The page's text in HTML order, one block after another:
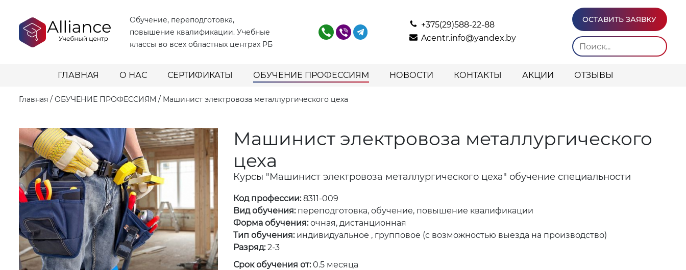
Обучение, переподготовка,
повышение квалификации. Учебные
классы во всех областных центрах РБ
+375(29)588-22-88
Acentr.info@yandex.by
ОСТАВИТЬ ЗАЯВКУ
ГЛАВНАЯ О НАС СЕРТИФИКАТЫ ОБУЧЕНИЕ ПРОФЕССИЯМ НОВОСТИ КОНТАКТЫ АКЦИИ ОТЗЫВЫ
Главная / ОБУЧЕНИЕ ПРОФЕССИЯМ / Машинист электровоза металлургического цеха
Машинист электровоза металлургического
цеха
Курсы "Машинист электровоза металлургического цеха" обучение специальности
Код профессии:8311-009
Вид обучения: переподготовка, обучение, повышение квалификации
Форма обучения: очная, дистанционная
Тип обучения: индивидуальное , групповое (с возможностью выезда на производство)
Разряд: 2-3
Срок обучения от: 0.5 месяца